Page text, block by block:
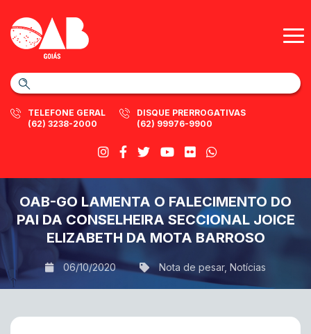
TELEFONE GERAL
(62) 3238-2000
DISQUE PRERROGATIVAS
(62) 99976-9900
OAB-GO LAMENTA O FALECIMENTO DO
PAI DA CONSELHEIRA SECCIONAL JOICE
ELIZABETH DA MOTA BARROSO
06/10/2020 Nota de pesar, Notícias